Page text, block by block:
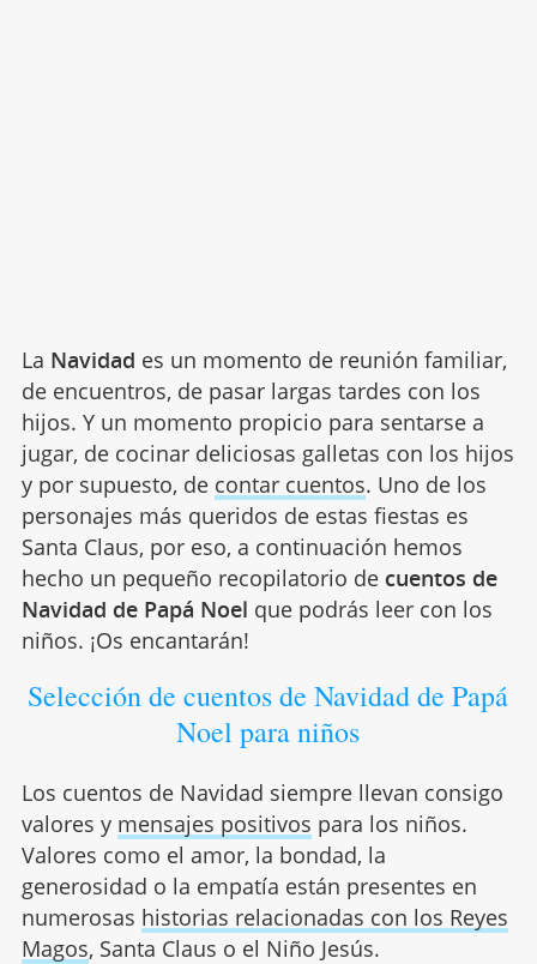
La Navidad es un momento de reunión familiar,
de encuentros, de pasar largas tardes con los
hijos. Y un momento propicio para sentarse a
jugar, de cocinar deliciosas galletas con los hijos
y por supuesto, de contar cuentos. Uno de los
personajes más queridos de estas fiestas es
Santa Claus, por eso, a continuación hemos
hecho un pequeño recopilatorio de cuentos de
Navidad de Papá Noel que podrás leer con los
niños. ¡Os encantarán!
Selección de cuentos de Navidad de Papá
Noel para niños
Los cuentos de Navidad siempre llevan consigo
valores y mensajes positivos para los niños.
Valores como el amor, la bondad, la
generosidad o la empatía están presentes en
numerosas historias relacionadas con los Reyes
Magos, Santa Claus o el Niño Jesús.